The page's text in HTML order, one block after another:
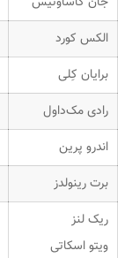
الکس کورد
برایان کِلی
رادی مک‌داول
اندرو پرین
برت رینولدز
ریک لنز
ویتو اسکاتی